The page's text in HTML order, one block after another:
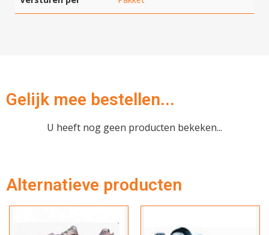
Gelijk mee bestellen...
U heeft nog geen producten bekeken...
Alternatieve producten
aan uw winkelwagen!